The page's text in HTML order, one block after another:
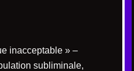
inacceptable » –
subliminale,